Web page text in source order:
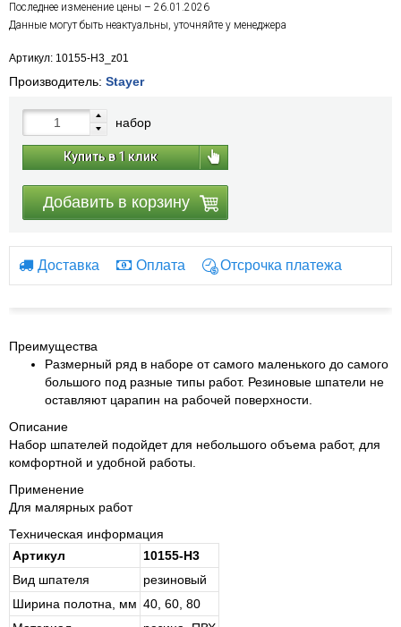
Последнее изменение цены – 26.01.2026
Данные могут быть неактуальны, уточняйте у менеджера
Артикул: 10155-H3_z01
Производитель: Stayer
набор
Купить в 1 клик
Добавить в корзину
Доставка Оплата Отсрочка платежа
Преимущества
Размерный ряд в наборе от самого маленького до самого
большого под разные типы работ. Резиновые шпатели не
оставляют царапин на рабочей поверхности.
Описание
Набор шпателей подойдет для небольшого объема работ, для
комфортной и удобной работы.
Применение
Для малярных работ
Техническая информация
Артикул
10155-H3
Вид шпателя
ре­зи­но­вый
Ширина полотна, мм 40, 60, 80